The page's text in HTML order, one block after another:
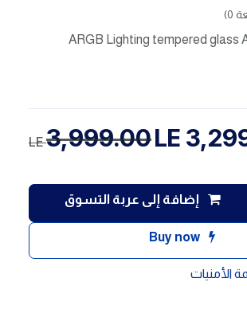
0)
ARGB Lighting tempered glass
إضافة إلى عربة التسوق
Buy now
الأمنيات
3,999.00
LE